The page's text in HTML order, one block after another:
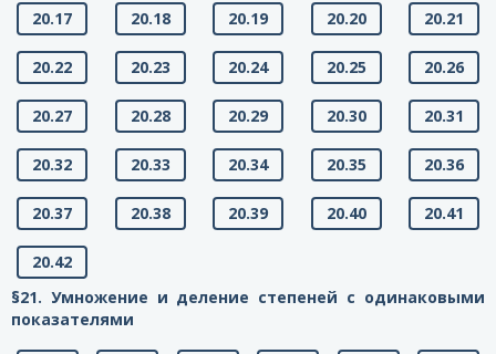
20.17 20.18 20.19 20.20 20.21
20.22 20.23 20.24 20.25 20.26
20.27 20.28 20.29 20.30 20.31
20.32 20.33 20.34 20.35 20.36
20.37 20.38 20.39 20.40 20.41
20.42
§21. Умножение и деление степеней с одинаковыми
показателями